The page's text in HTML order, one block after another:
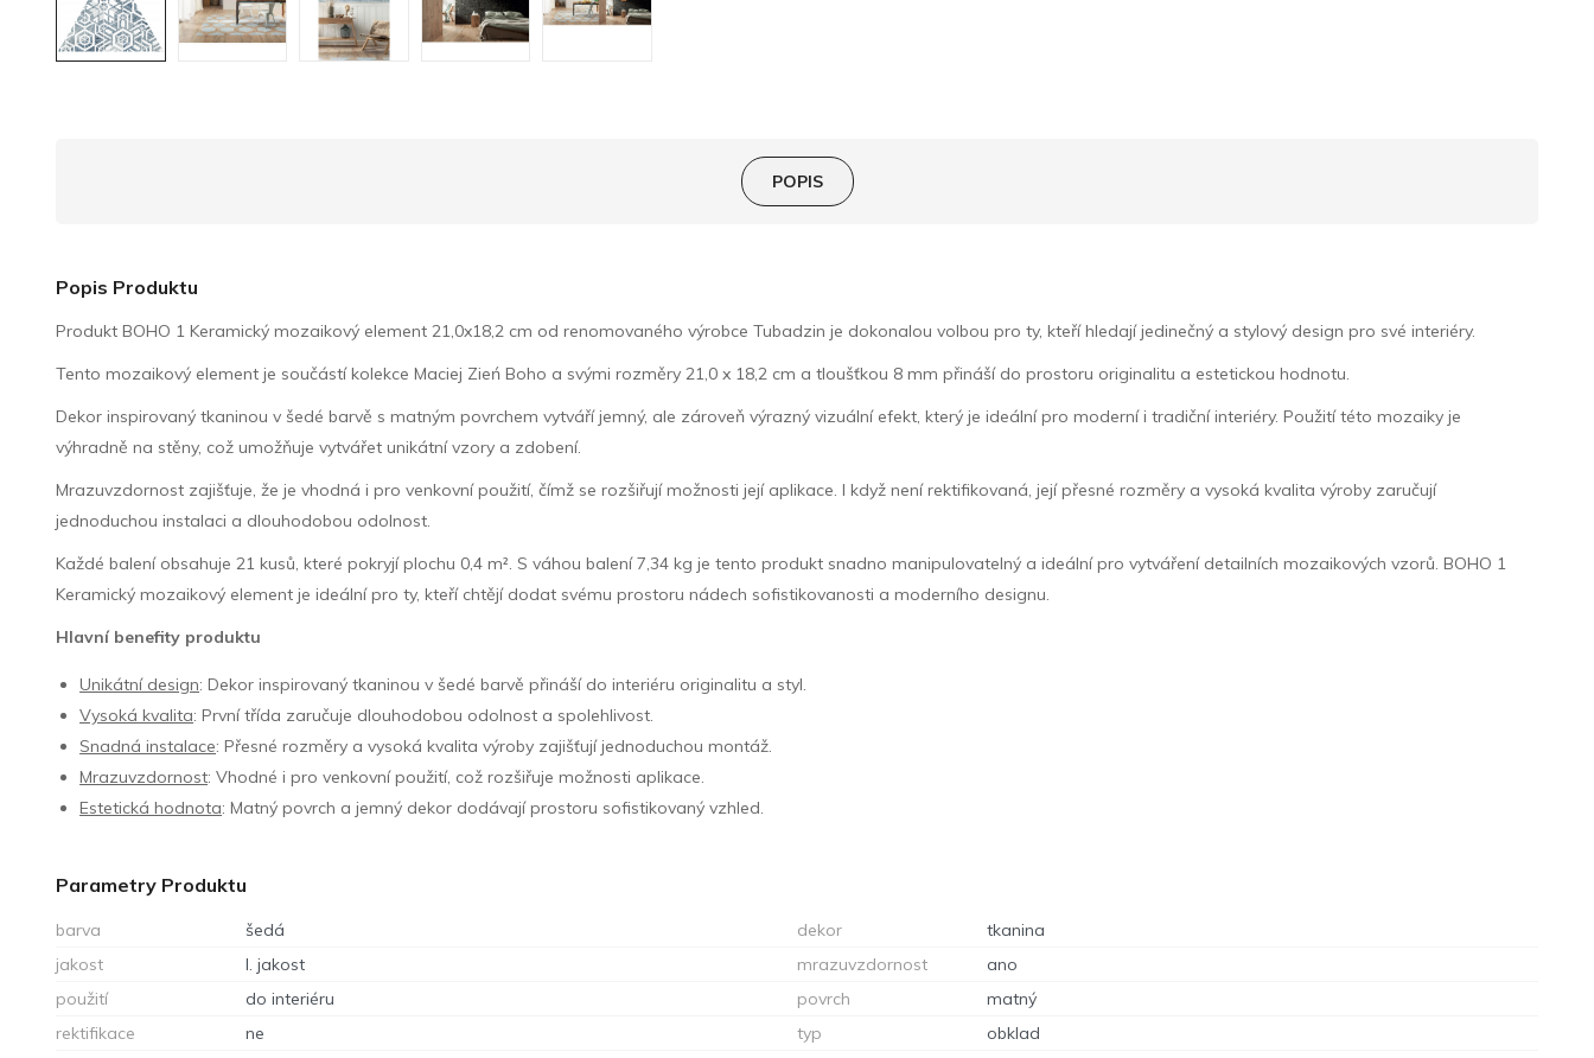
POPIS
Popis Produktu
Produkt BOHO 1 Keramický mozaikový element 21,0x18,2 cm od renomovaného výrobce Tubadzin je dokonalou volbou pro ty, kteří hledají jedinečný a stylový design pro své interiéry.
Tento mozaikový element je součástí kolekce Maciej Zień Boho a svými rozměry 21,0 x 18,2 cm a tloušťkou 8 mm přináší do prostoru originalitu a estetickou hodnotu.
Dekor inspirovaný tkaninou v šedé barvě s matným povrchem vytváří jemný, ale zároveň výrazný vizuální efekt, který je ideální pro moderní i tradiční interiéry. Použití této mozaiky je
výhradně na stěny, což umožňuje vytvářet unikátní vzory a zdobení.
Mrazuvzdornost zajišťuje, že je vhodná i pro venkovní použití, čímž se rozšiřují možnosti její aplikace. I když není rektifikovaná, její přesné rozměry a vysoká kvalita výroby zaručují
jednoduchou instalaci a dlouhodobou odolnost.
Každé balení obsahuje 21 kusů, které pokryjí plochu 0,4 m². S váhou balení 7,34 kg je tento produkt snadno manipulovatelný a ideální pro vytváření detailních mozaikových vzorů. BOHO 1
Keramický mozaikový element je ideální pro ty, kteří chtějí dodat svému prostoru nádech sofistikovanosti a moderního designu.
Hlavní benefity produktu
Unikátní design: Dekor inspirovaný tkaninou v šedé barvě přináší do interiéru originalitu a styl.
Vysoká kvalita: První třída zaručuje dlouhodobou odolnost a spolehlivost.
Snadná instalace: Přesné rozměry a vysoká kvalita výroby zajišťují jednoduchou montáž.
Mrazuvzdornost: Vhodné i pro venkovní použití, což rozšiřuje možnosti aplikace.
Estetická hodnota: Matný povrch a jemný dekor dodávají prostoru sofistikovaný vzhled.
Parametry Produktu
barva šedá dekor
tkanina
jakost
I. jakost mrazuvzdornost
ano
použití
do interiéru povrch
matný
rektifikace
ne typ
obklad